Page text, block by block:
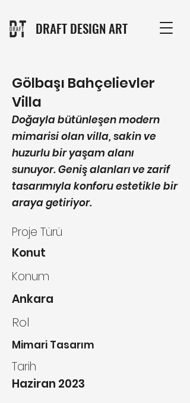
DRAFT DESIGN ART
Gölbaşı Bahçelievler
Villa
Doğayla bütünleşen modern
mimarisi olan villa, sakin ve
huzurlu bir yaşam alanı
sunuyor. Geniş alanları ve zarif
tasarımıyla konforu estetikle bir
araya getiriyor.
Proje Türü
Konut
Konum
Ankara
Rol
Mimari Tasarım
Tarih
Haziran 2023